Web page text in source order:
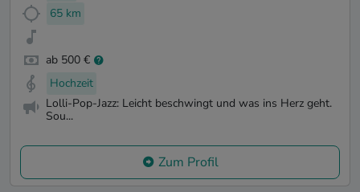
65 km
ab 500 €
Hochzeit
Lolli-Pop-Jazz: Leicht beschwingt und was ins Herz geht.
Sou...
Zum Profil